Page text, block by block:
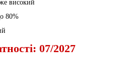
високий
80%
07/2027